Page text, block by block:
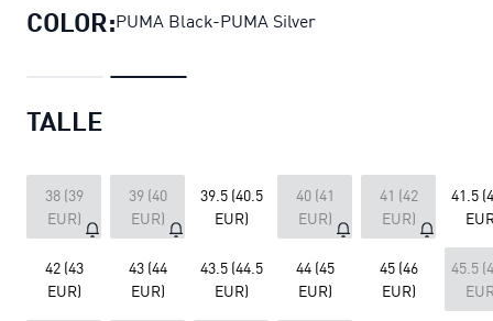
COLOR:PUMA Black-PUMA Silver
TALLE
38 (39
EUR)
39 (40
EUR)
39.5 (40.5
EUR)
40 (41
EUR)
41 (42
EUR)
41.5
42 (43
EUR)
43 (44
EUR)
43.5 (44.5
EUR)
44 (45
EUR)
45 (46
EUR)
45.5